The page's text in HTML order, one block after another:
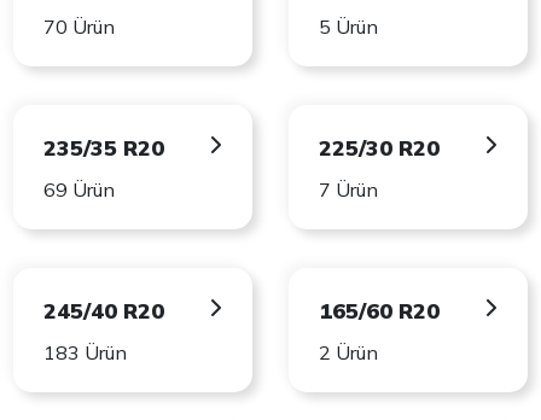
70 Ürün 5 Ürün
235/35 R20
69 Ürün
225/30 R20
7 Ürün
245/40 R20
183 Ürün
165/60 R20
2 Ürün